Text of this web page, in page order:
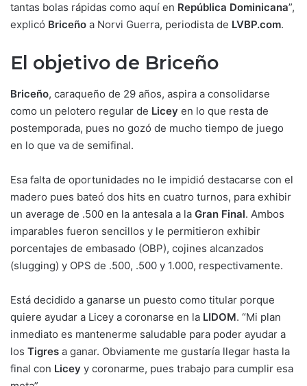
tantas bolas rápidas como aquí en República Dominicana”,
explicó Briceño a Norvi Guerra, periodista de LVBP.com.
El objetivo de Briceño
Briceño, caraqueño de 29 años, aspira a consolidarse
como un pelotero regular de Licey en lo que resta de
postemporada, pues no gozó de mucho tiempo de juego
en lo que va de semifinal.
Esa falta de oportunidades no le impidió destacarse con el
madero pues bateó dos hits en cuatro turnos, para exhibir
un average de .500 en la antesala a la Gran Final. Ambos
imparables fueron sencillos y le permitieron exhibir
porcentajes de embasado (OBP), cojines alcanzados
(slugging) y OPS de .500, .500 y 1.000, respectivamente.
Está decidido a ganarse un puesto como titular porque
quiere ayudar a Licey a coronarse en la LIDOM. “Mi plan
inmediato es mantenerme saludable para poder ayudar a
los Tigres a ganar. Obviamente me gustaría llegar hasta la
final con Licey y coronarme, pues trabajo para cumplir esa